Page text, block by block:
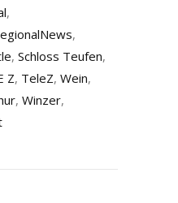
,
,
, Schloss Teufen,
Z, TeleZ, Wein,
, Winzer,